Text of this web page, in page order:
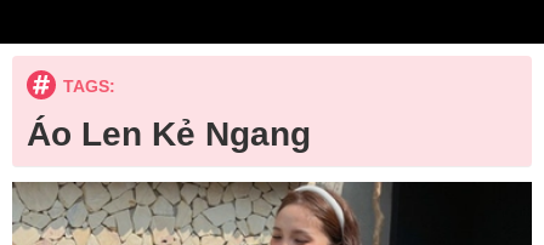
TAGS:
Áo Len Kẻ Ngang